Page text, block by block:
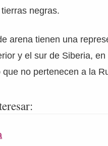
negras.
arena tienen una
y el sur de Siberia,
que no pertenecen a la